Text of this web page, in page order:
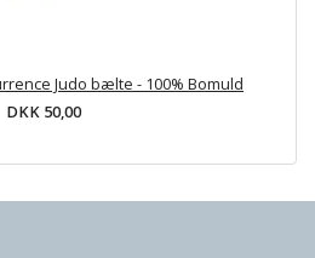
Judo bælte - 100% Bomuld
DKK 50,00